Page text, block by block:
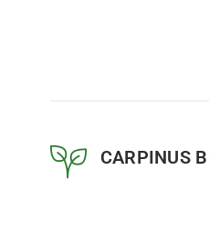
CARPINUS